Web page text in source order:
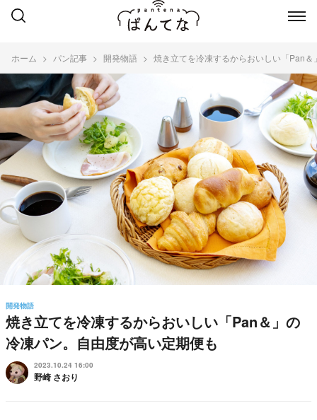
ホーム パン記事 開発物語 焼き立てを冷凍するからおいしい「Pan
開発物語
焼き立てを冷凍するからおいしい「Pan＆」の
冷凍パン。自由度が高い定期便も
2023.10.24 16:00
野崎 さおり